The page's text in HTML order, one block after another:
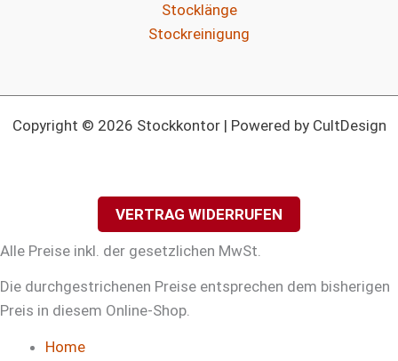
Stocklänge
Stockreinigung
Copyright © 2026 Stockkontor | Powered by CultDesign
VERTRAG WIDERRUFEN
Alle Preise inkl. der gesetzlichen MwSt.
Die durchgestrichenen Preise entsprechen dem bisherigen
Preis in diesem Online-Shop.
Home